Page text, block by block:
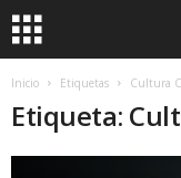
Inicio Etiquetas Cultura
Etiqueta: